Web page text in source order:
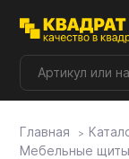
Плитные
Главная
Мебельные